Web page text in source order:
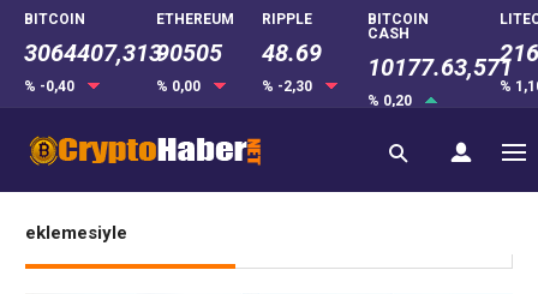
BITCOIN
3064407,313
% -0,40
ETHEREUM
90505
% 0,00
RIPPLE
48.69
% -2,30
BITCOIN
CASH
10177.63,571
% 0,20
%
eklemesiyle